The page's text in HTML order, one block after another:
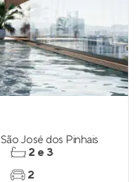
São José dos Pinhais
2 e 3
2